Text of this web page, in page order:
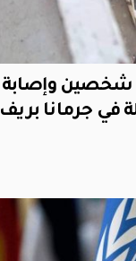
شخصين وإصابة
في جرمانا بريف